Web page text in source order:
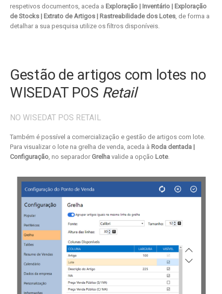
respetivos documentos, aceda a Exploração | Inventário | Exploração
de Stocks | Extrato de Artigos | Rastreabilidade dos Lotes, de forma a
detalhar a sua pesquisa utilize os filtros disponíveis.
Gestão de artigos com lotes no
WISEDAT POS Retail
NO WISEDAT POS RETAIL
Também é possível a comercialização e gestão de artigos com lote.
Para visualizar o lote na grelha de venda, aceda à Roda dentada |
Configuração, no separador Grelha valide a opção Lote.